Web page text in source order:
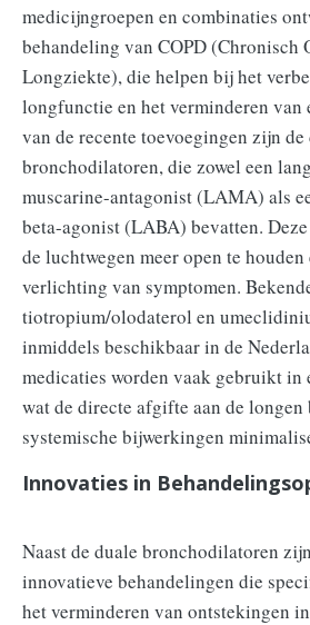
medicijngroepen en combinaties
behandeling van COPD (Chronisch
Longziekte), die helpen bij het
longfunctie en het verminderen van
van de recente toevoegingen zijn de
bronchodilatoren, die zowel een
muscarine-antagonist (LAMA) als
beta-agonist (LABA) bevatten.
de luchtwegen meer open te
verlichting van symptomen.
tiotropium/olodaterol en
inmiddels beschikbaar in de
medicaties worden vaak gebruikt in
wat de directe afgifte aan de longen
systemische bijwerkingen
Innovaties in
Naast de duale bronchodilatoren
innovatieve behandelingen die
het verminderen van ontstekingen